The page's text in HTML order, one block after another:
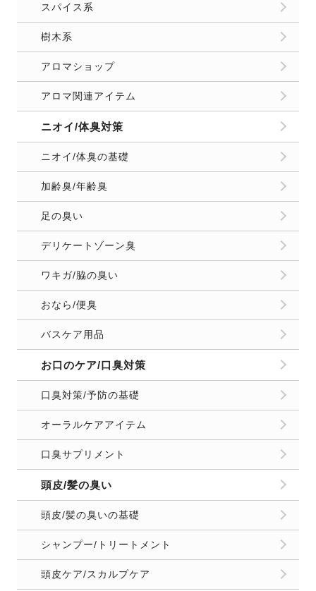
スパイス系
樹木系
アロマショップ
アロマ関連アイテム
ニオイ/体臭対策
ニオイ/体臭の基礎
加齢臭/年齢臭
足の臭い
デリケートゾーン臭
ワキガ/脇の臭い
おなら/便臭
バスケア用品
お口のケア/口臭対策
口臭対策/予防の基礎
オーラルケアアイテム
口臭サプリメント
頭皮/髪の臭い
頭皮/髪の臭いの基礎
シャンプー/トリートメント
頭皮ケア/スカルプケア